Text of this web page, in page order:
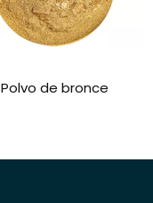
Polvo de bronce